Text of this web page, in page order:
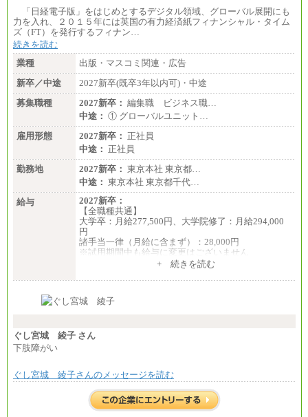
「日経電子版」をはじめとするデジタル領域、グローバル展開にも
力を入れ、２０１５年には英国の有力経済紙フィナンシャル・タイム
ズ（FT）を発行するフィナン…
続きを読む
業種
出版・マスコミ関連・広告
新卒／中途
2027新卒(既卒3年以内可)・中途
募集職種
2027新卒： 編集職 ビジネス職…
中途： ① グローバルユニット…
雇用形態
2027新卒： 正社員
中途： 正社員
勤務地
2027新卒： 東京本社 東京都…
中途： 東京本社 東京都千代…
給与
2027新卒：
【全職種共通】
大学卒：月給277,500円、大学院修了：月給294,000
円
諸手当一律（月給に含まず）：28,000円
※試用期間中も給与に変更はございません
月給370,000円～
ます。
の各種手当を含む金額です）
+ 続きを読む
ぐし宮城 綾子 さん
下肢障がい
ぐし宮城 綾子さんのメッセージを読む